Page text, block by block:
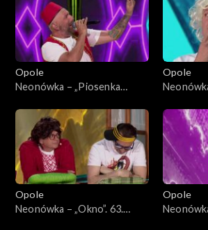
Opole
Neonówka – „Piosenka
kabaretu Neo-Nówka
Opole
Neo-
Opole
Neonówka – „Okno”. 63.
Opole